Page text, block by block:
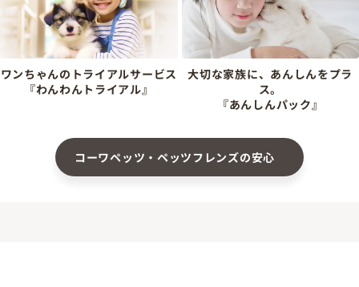
ワンちゃんのトライアルサービス
『わんわんトライアル』
大切な家族に、あんしんをプラ
ス。
『あんしんパック』
コーワペッツ・ペッツフレンズの安心